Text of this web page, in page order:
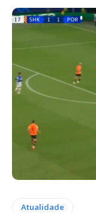
Atualidade